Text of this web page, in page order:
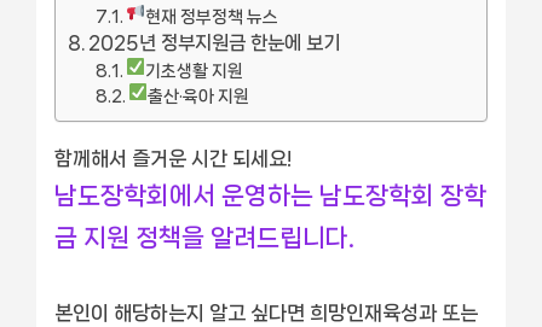
현재 정부정책 뉴스
2025년 정부지원금 한눈에 보기
기초생활 지원
출산·육아 지원
함께해서 즐거운 시간 되세요!
남도장학회에서 운영하는 남도장학회 장학
금 지원 정책을 알려드립니다.
본인이 해당하는지 알고 싶다면 희망인재육성과 또는